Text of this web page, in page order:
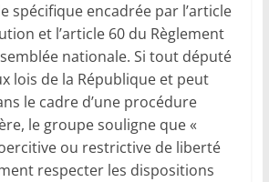
spécifique encadrée par l’article
et l’article 60 du Règlement
nationale. Si tout député
lois de la République et peut
le cadre d’une procédure
le groupe souligne que «
ou restrictive de liberté
respecter les dispositions